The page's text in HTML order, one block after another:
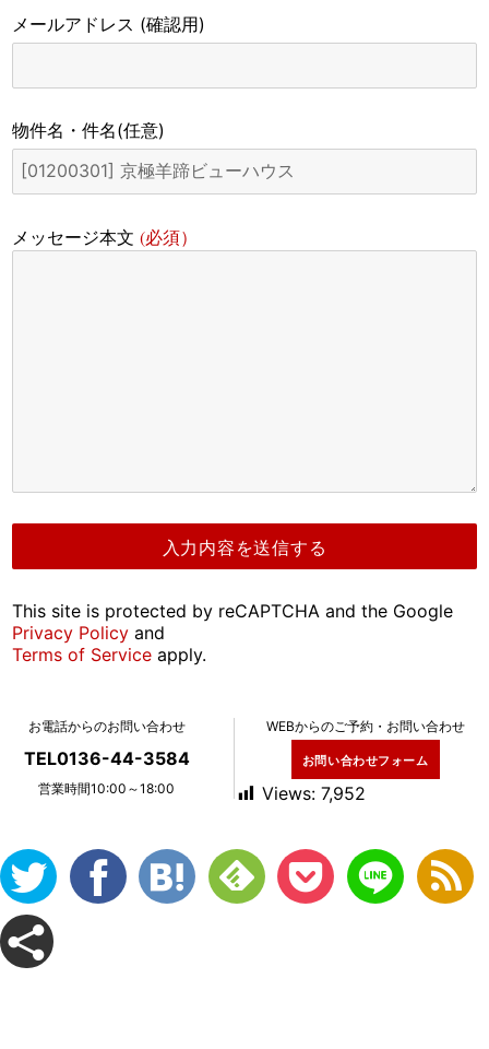
メールアドレス (確認用)
物件名・件名(任意)
メッセージ本文(必須）
This site is protected by reCAPTCHA and the Google
Privacy Policy and
Terms of Service apply.
お電話からのお問い合わせ
TEL0136-44-3584
営業時間10:00～18:00
WEBからのご予約・お問い合わせ
お問い合わせフォーム
Views: 7,952